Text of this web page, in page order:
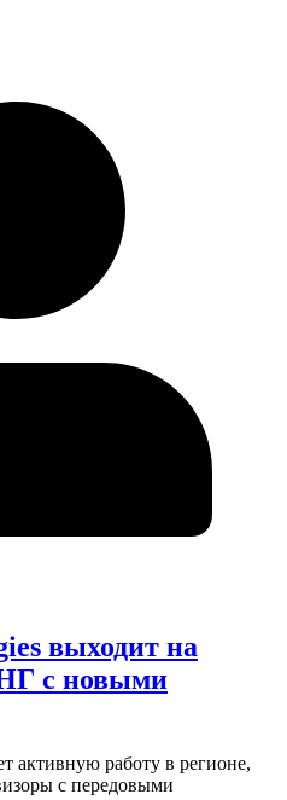
выходит на
с новыми
активную работу в регионе,
с передовыми